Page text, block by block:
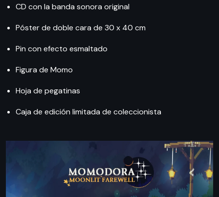
CD con la banda sonora original
Póster de doble cara de 30 x 40 cm
Pin con efecto esmaltado
Figura de Momo
Hoja de pegatinas
Caja de edición limitada de coleccionista